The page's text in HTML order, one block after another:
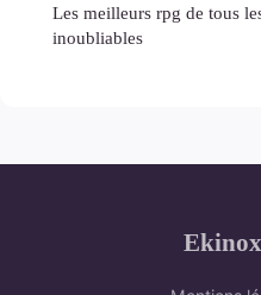
Les meilleurs rpg de tous
inoubliables